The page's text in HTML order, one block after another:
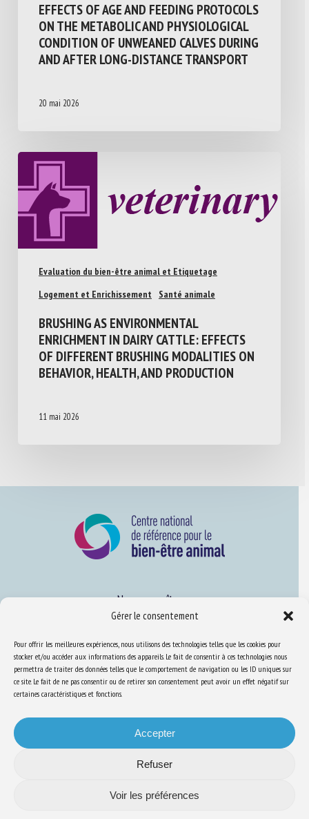
Gérer le consentement
Pour offrir les meilleures expériences, nous utilisons des technologies telles que les cookies pour
stocker et/ou accéder aux informations des appareils. Le fait de consentir à ces technologies nous
permettra de traiter des données telles que le comportement de navigation ou les ID uniques sur
ce site. Le fait de ne pas consentir ou de retirer son consentement peut avoir un effet négatif sur
certaines caractéristiques et fonctions.
Accepter
Refuser
Voir les préférences
EFFECTS OF AGE AND FEEDING PROTOCOLS
ON THE METABOLIC AND PHYSIOLOGICAL
CONDITION OF UNWEANED CALVES DURING
AND AFTER LONG-DISTANCE TRANSPORT
20 mai 2026
Evaluation du bien-être animal et Etiquetage
Logement et Enrichissement
Santé animale
BRUSHING AS ENVIRONMENTAL
ENRICHMENT IN DAIRY CATTLE: EFFECTS
OF DIFFERENT BRUSHING MODALITIES ON
BEHAVIOR, HEALTH, AND PRODUCTION
11 mai 2026
Nous connaître
FAQ
Expertise
S’informer sur le BEA
Ressources
S’abonner aux actualités